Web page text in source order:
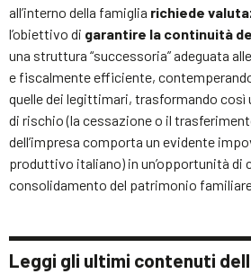
all’interno della famiglia richiede
l’obiettivo di garantire la continuità
una struttura “successoria” adeguata
e fiscalmente efficiente,
quelle dei legittimari, trasformando
di rischio (la cessazione o il
dell’impresa comporta un evidente
produttivo italiano) in un’opportunità di
consolidamento del patrimonio familiare
Leggi gli ultimi contenuti